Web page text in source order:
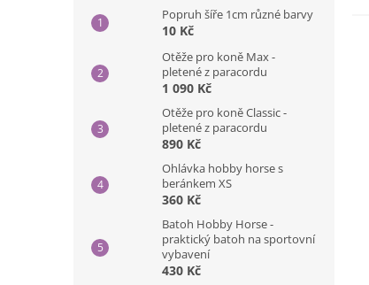
Popruh šíře 1cm různé barvy
10 Kč
Otěže pro koně Max -
pletené z paracordu
1 090 Kč
Otěže pro koně Classic -
pletené z paracordu
890 Kč
Ohlávka hobby horse s
beránkem XS
360 Kč
Batoh Hobby Horse -
praktický batoh na sportovní
vybavení
430 Kč